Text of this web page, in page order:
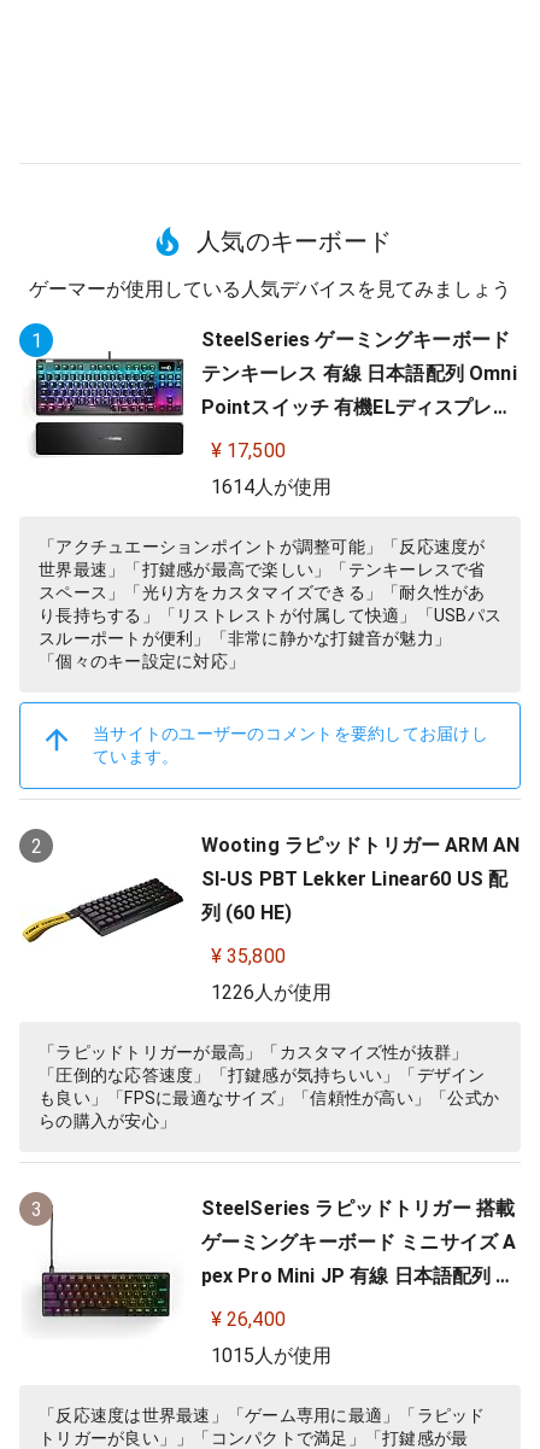
人気のキーボード
ゲーマーが使用している人気デバイスを見てみましょう
1
SteelSeries ゲーミングキーボード
テンキーレス 有線 日本語配列 Omni
Pointスイッチ 有機ELディスプレイ
搭載 Apex Pro TKL JP 64737
¥ 17,500
1614人が使用
「アクチュエーションポイントが調整可能」「反応速度が
世界最速」「打鍵感が最高で楽しい」「テンキーレスで省
スペース」「光り方をカスタマイズできる」「耐久性があ
り長持ちする」「リストレストが付属して快適」「USBパス
スルーポートが便利」「非常に静かな打鍵音が魅力」
「個々のキー設定に対応」
当サイトのユーザーのコメントを要約してお届けし
ています。
2
Wooting ラピッドトリガー ARM AN
SI-US PBT Lekker Linear60 US 配
列 (60 HE)
¥ 35,800
1226人が使用
「ラピッドトリガーが最高」「カスタマイズ性が抜群」
「圧倒的な応答速度」「打鍵感が気持ちいい」「デザイン
も良い」「FPSに最適なサイズ」「信頼性が高い」「公式か
らの購入が安心」
3
SteelSeries ラピッドトリガー 搭載
ゲーミングキーボード ミニサイズ A
pex Pro Mini JP 有線 日本語配列 O
mniPointスイッチ 2ーinー1アクシ
ョンキー 搭載 64825 ブラック
¥ 26,400
1015人が使用
「反応速度は世界最速」「ゲーム専用に最適」「ラピッド
トリガーが良い」」「コンパクトで満足」「打鍵感が最